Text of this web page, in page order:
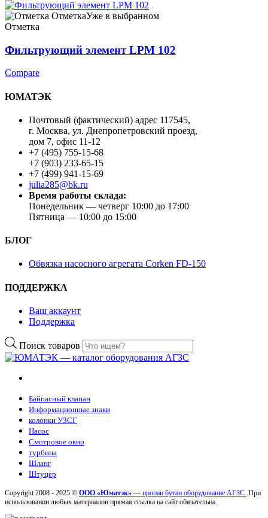
ОтметкаУже в выбранном
Отметка
Фильтрующий элемент LPM 102
Compare
ЮМАТЭК
Почтовый (фактический) адрес 117545,
г. Москва, ул. Днепропетровский проезд,
дом 7, офис 11-12
+7 (495) 755-15-68
+7 (903) 233-65-15
+7 (499) 941-15-69
julia285@bk.ru
Время работы склада:
Понедельник — четверг 10:00 до 17:00
Пятница — 10:00 до 15:00
БЛОГ
Обвязка насосного агрегата Corken FD-150
ПОДДЕРЖКА
Ваш аккаунт
Поддержка
Поиск товаров
Байпасный клапан
Информационные знаки
колонки УЗСГ
Насос
Смотровое окно
турбина
Шланг
Штуцер
Copyright 2008 - 2025 © ООО «Юматэк» — пропан бутан оборудование АГЗС. При
использовании любых материалов прямая ссылка на сайт обязательна.